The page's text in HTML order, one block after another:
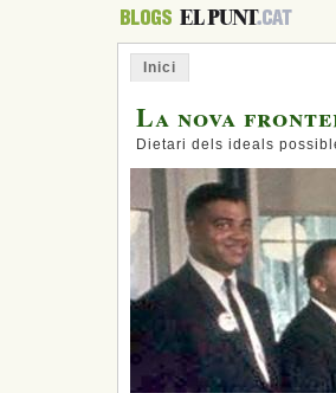
Inici
La nova
Dietari dels ideals